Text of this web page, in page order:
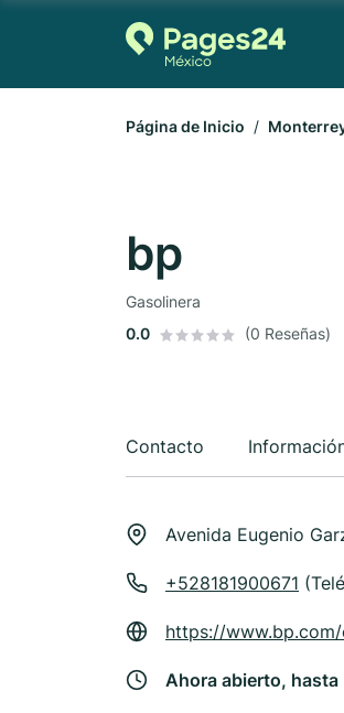
Página de Inicio
bp
Gasolinera
0.0
(0 Reseñas)
Contacto
Avenida Eugenio
+528181900671
https://
Ahora abierto,